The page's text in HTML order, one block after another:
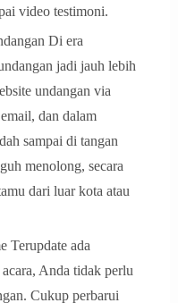
video testimoni.
Di era
jadi jauh lebih
undangan via
dan dalam
sampai di tangan
menolong, secara
dari luar kota atau
Terupdate ada
Anda tidak perlu
Cukup perbarui